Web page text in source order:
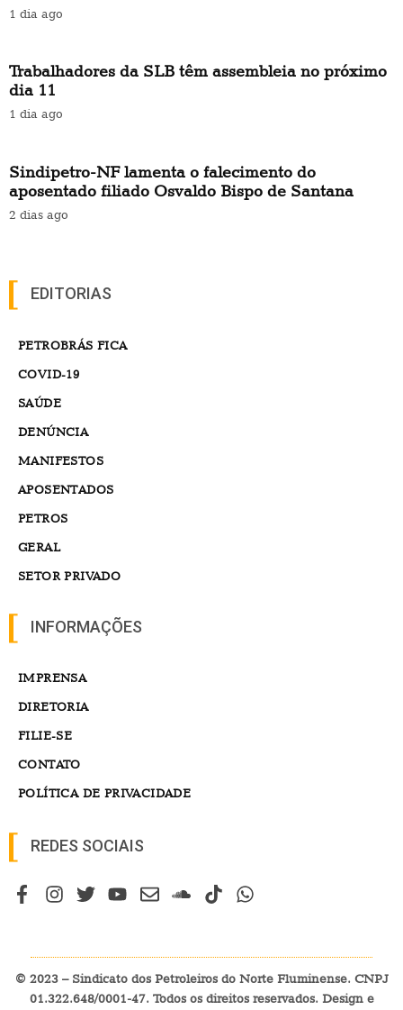
1 dia ago
Trabalhadores da SLB têm assembleia no próximo
dia 11
1 dia ago
Sindipetro-NF lamenta o falecimento do
aposentado filiado Osvaldo Bispo de Santana
2 dias ago
EDITORIAS
PETROBRÁS FICA
COVID-19
SAÚDE
DENÚNCIA
MANIFESTOS
APOSENTADOS
PETROS
GERAL
SETOR PRIVADO
INFORMAÇÕES
IMPRENSA
DIRETORIA
FILIE-SE
CONTATO
POLÍTICA DE PRIVACIDADE
REDES SOCIAIS
© 2023 – Sindicato dos Petroleiros do Norte Fluminense. CNPJ
01.322.648/0001-47. Todos os direitos reservados. Design e